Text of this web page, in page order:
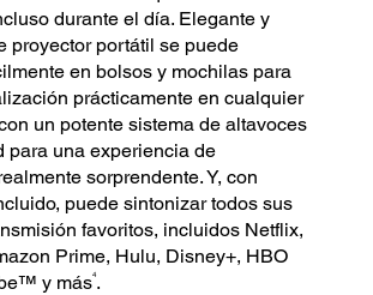
durante el día. Elegante y
proyector portátil se puede
en bolsos y mochilas para
prácticamente en cualquier
un potente sistema de altavoces
para una experiencia de
sorprendente. Y, con
puede sintonizar todos sus
favoritos, incluidos Netflix,
Prime, Hulu, Disney+, HBO
y más4.